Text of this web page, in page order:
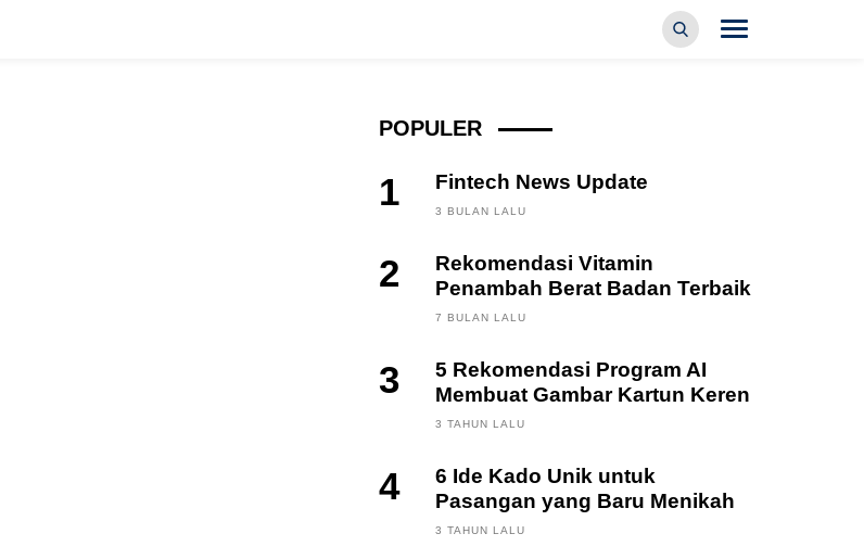
POPULER
1 Fintech News Update
3 BULAN LALU
2
Rekomendasi Vitamin
Penambah Berat Badan Terbaik
7 BULAN LALU
3
5 Rekomendasi Program AI
Membuat Gambar Kartun Keren
3 TAHUN LALU
4
6 Ide Kado Unik untuk
Pasangan yang Baru Menikah
3 TAHUN LALU